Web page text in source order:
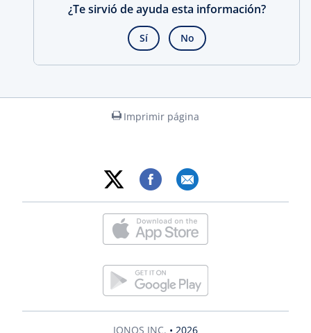
¿Te sirvió de ayuda esta información?
Sí No
Imprimir página
IONOS INC. • 2026